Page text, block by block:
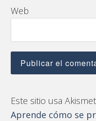
Web
Este sitio usa
Aprende cómo se